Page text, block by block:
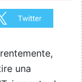
una